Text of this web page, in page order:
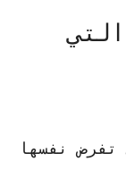
تفرض نفسها